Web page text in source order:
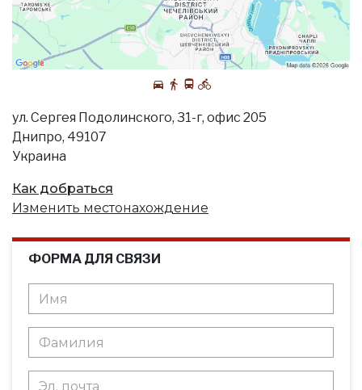
ул. Сергея Подолинского, 31-г, офис 205
Днипро, 49107
Украина
Как добраться
Изменить местонахождение
ФОРМА ДЛЯ СВЯЗИ